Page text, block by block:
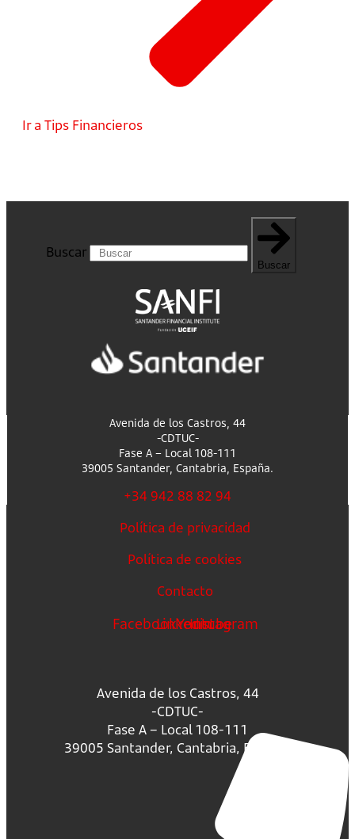
Ir a Tips Financieros
Buscar
Buscar
Avenida de los Castros, 44
-CDTUC-
Fase A – Local 108-111
39005 Santander, Cantabria, España.
+34 942 88 82 94
Política de privacidad
Política de cookies
Contacto
FacebookLinkedin
Youtube
Instagram
Avenida de los Castros, 44
-CDTUC-
Fase A – Local 108-111
39005 Santander, Cantabria, España.